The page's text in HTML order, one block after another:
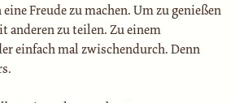
Freude zu machen. Um zu genießen
anderen zu teilen. Zu einem
einfach mal zwischendurch. Denn